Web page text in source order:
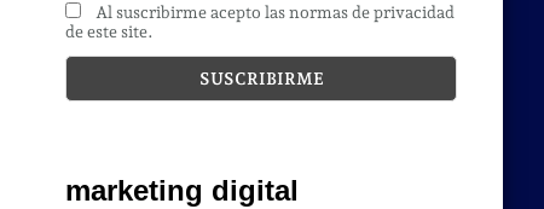
Al suscribirme acepto las normas de privacidad
de este site.
marketing digital